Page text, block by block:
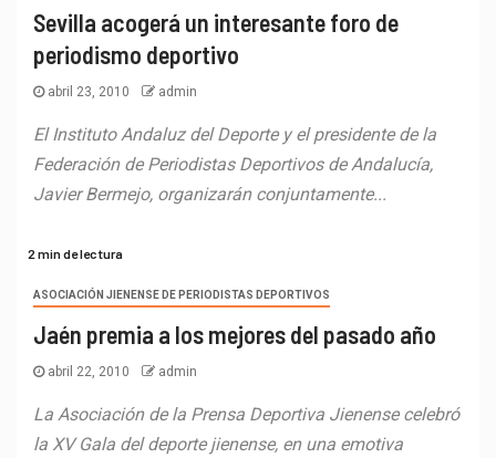
Sevilla acogerá un interesante foro de
periodismo deportivo
abril 23, 2010 admin
El Instituto Andaluz del Deporte y el presidente de la
Federación de Periodistas Deportivos de Andalucía,
Javier Bermejo, organizarán conjuntamente...
2 min de lectura
ASOCIACIÓN JIENENSE DE PERIODISTAS DEPORTIVOS
Jaén premia a los mejores del pasado año
abril 22, 2010 admin
La Asociación de la Prensa Deportiva Jienense celebró
la XV Gala del deporte jienense, en una emotiva